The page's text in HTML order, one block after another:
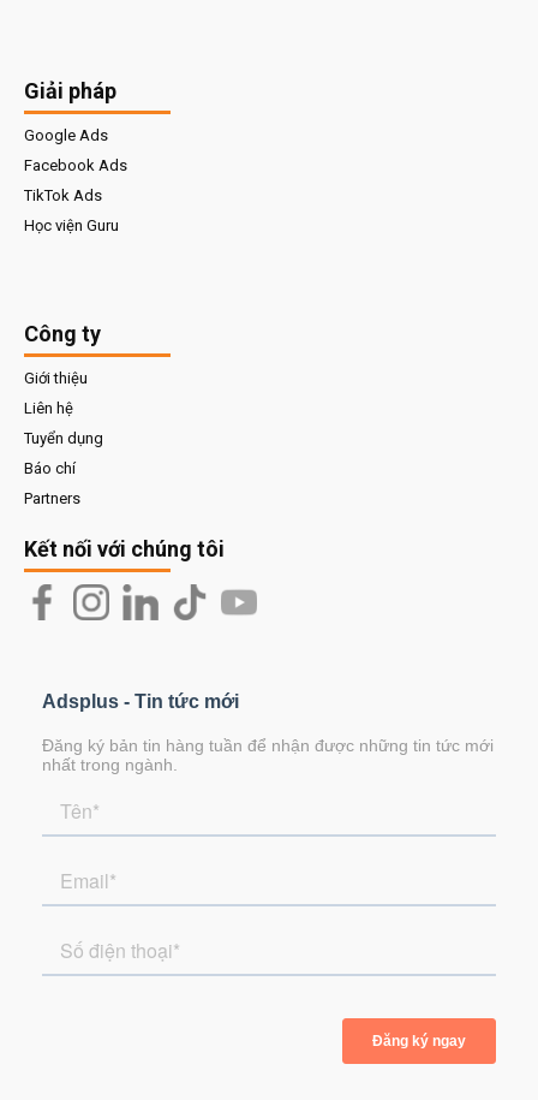
Giải pháp
Google Ads
Facebook Ads
TikTok Ads
Học viện Guru
Công ty
Giới thiệu
Liên hệ
Tuyển dụng
Báo chí
Partners
Kết nối với chúng tôi